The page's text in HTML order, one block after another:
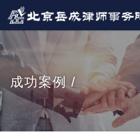
成功案例 /